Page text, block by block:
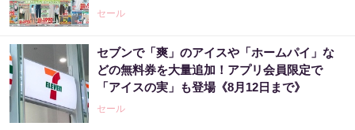
日まで》
セール
セブンで「爽」のアイスや「ホームパイ」な
どの無料券を大量追加！アプリ会員限定で
「アイスの実」も登場《8月12日まで》
セール